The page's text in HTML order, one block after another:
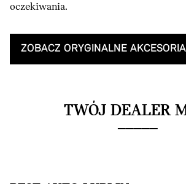
oczekiwania.
ZOBACZ ORYGINALNE AKCESORIA
TWÓJ DEALER